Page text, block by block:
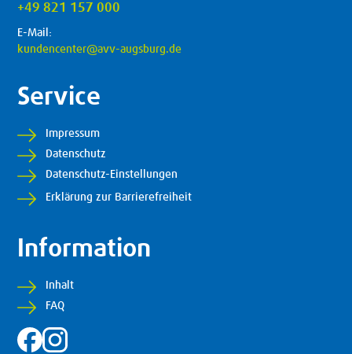
+49 821 157 000
E-Mail:
kundencenter@avv-augsburg.de
Service
Impressum
Datenschutz
Datenschutz-Einstellungen
Erklärung zur Barrierefreiheit
Information
Inhalt
FAQ